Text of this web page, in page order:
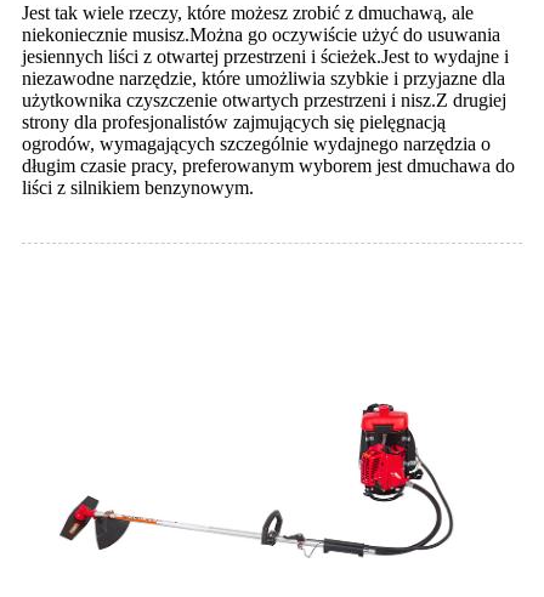
Jest tak wiele rzeczy, które możesz zrobić z dmuchawą, ale
niekoniecznie musisz.Można go oczywiście użyć do usuwania
jesiennych liści z otwartej przestrzeni i ścieżek.Jest to wydajne i
niezawodne narzędzie, które umożliwia szybkie i przyjazne dla
użytkownika czyszczenie otwartych przestrzeni i nisz.Z drugiej
strony dla profesjonalistów zajmujących się pielęgnacją
ogrodów, wymagających szczególnie wydajnego narzędzia o
długim czasie pracy, preferowanym wyborem jest dmuchawa do
liści z silnikiem benzynowym.